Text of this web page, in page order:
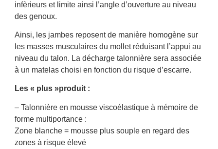
infèrieurs et limite ainsi l’angle d’ouverture au niveau
des genoux.
Ainsi, les jambes reposent de manière homogène sur
les masses musculaires du mollet réduisant l’appui au
niveau du talon. La décharge talonnière sera associée
à un matelas choisi en fonction du risque d’escarre.
Les « plus »produit :
– Talonnière en mousse viscoélastique à mémoire de
forme multiportance :
Zone blanche = mousse plus souple en regard des
zones à risque élevé